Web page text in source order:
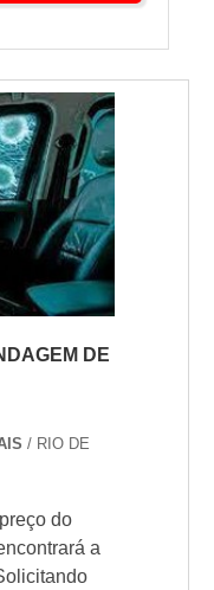
DE
/ RIO DE
do
a